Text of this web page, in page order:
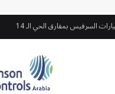
السرفيس بمفارق الحي الـ 14